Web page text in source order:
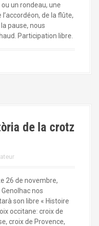
un rondeau, une
de la flûte,
pause, nous
Participation libre.
de la crotz
26 de novembre,
Genolhac nos
son libre « Histoire
occitane: croix de
croix de Provence,